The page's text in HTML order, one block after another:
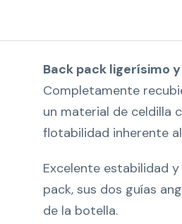
Back pack ligerísimo
Completamente
un material de celdilla
flotabilidad inherente
Excelente estabilidad
pack, sus dos guías
de la botella.